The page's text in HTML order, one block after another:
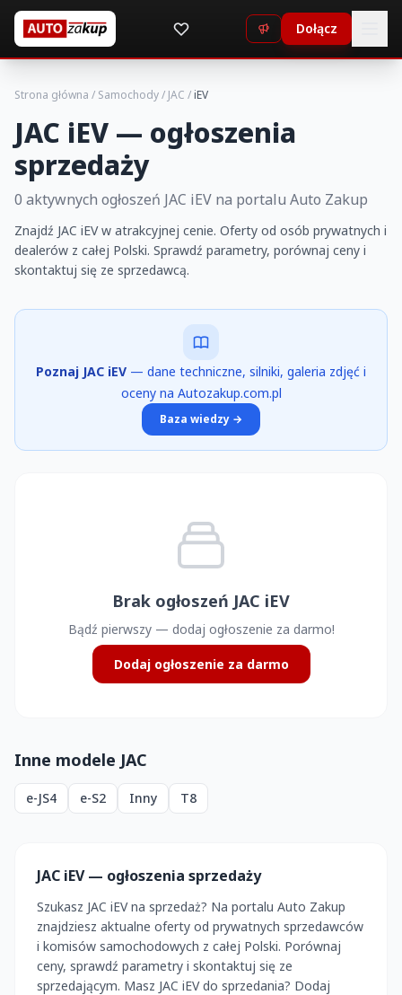
Dołącz
Strona główna / Samochody/ JAC /iEV
JAC iEV — ogłoszenia
sprzedaży
0 aktywnych ogłoszeń JAC iEV na portalu Auto Zakup
Znajdź JAC iEV w atrakcyjnej cenie. Oferty od osób prywatnych i
dealerów z całej Polski. Sprawdź parametry, porównaj ceny i
skontaktuj się ze sprzedawcą.
Poznaj JAC iEV — dane techniczne, silniki, galeria zdjęć i
oceny na Autozakup.com.pl
Baza wiedzy →
Brak ogłoszeń JAC iEV
Bądź pierwszy — dodaj ogłoszenie za darmo!
Dodaj ogłoszenie za darmo
Inne modele JAC
e-JS4 e-S2 Inny T8
JAC iEV — ogłoszenia sprzedaży
Szukasz JAC iEV na sprzedaż? Na portalu Auto Zakup
znajdziesz aktualne oferty od prywatnych sprzedawców
i komisów samochodowych z całej Polski. Porównaj
ceny, sprawdź parametry i skontaktuj się ze
sprzedającym. Masz JAC iEV do sprzedania? Dodaj